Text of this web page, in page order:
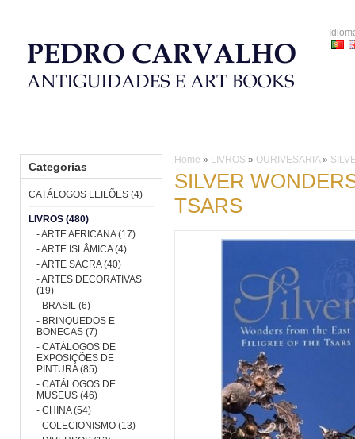
Categorias
CATÁLOGOS LEILÕES (4)
LIVROS (480)
- ARTE AFRICANA (17)
- ARTE ISLÂMICA (4)
- ARTE SACRA (40)
- ARTES DECORATIVAS
(19)
- BRASIL (6)
- BRINQUEDOS E
BONECAS (7)
- CATÁLOGOS DE
EXPOSIÇÕES DE
PINTURA (85)
- CATÁLOGOS DE
MUSEUS (46)
- CHINA (54)
- COLECIONISMO (13)
Home » LIVROS » OURIVESARIA»
SILVER
TSARS